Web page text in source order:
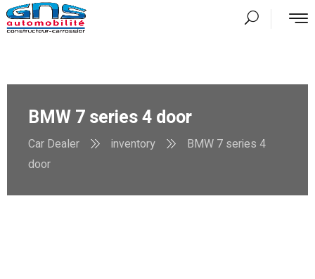
BMW 7 series 4 door
Car Dealer inventory
BMW 7 series 4
door